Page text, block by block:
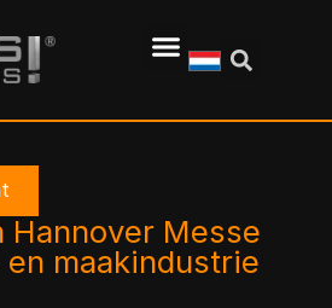
Hannover Messe
maakindustrie